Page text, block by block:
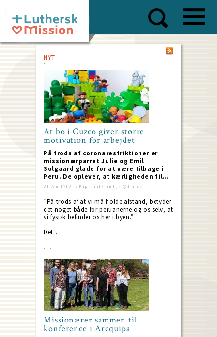
main
content
NYT
At bo i Cuzco giver større
motivation for arbejdet
På trods af coronarestriktioner er
missionærparret Julie og Emil
Solgaard glade for at være tilbage i
Peru. De oplever, at kærligheden til…
21. April 2021 / Kaja Lauterbach, kl@dlm.dk
”På trods af at vi må holde afstand, betyder
det noget både for peruanerne og os selv, at
vi fysisk befinder os her i byen.”
Det…
Missionærer sammen til
konference i Arequipa